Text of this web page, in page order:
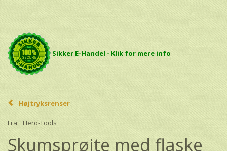
Sikker E-Handel - Klik for mere info
Højtryksrenser
Fra: Hero-Tools
Skumsprøjte med flaske